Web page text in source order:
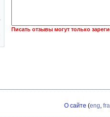
Писать отзывы могут только
О сайте (eng, fra